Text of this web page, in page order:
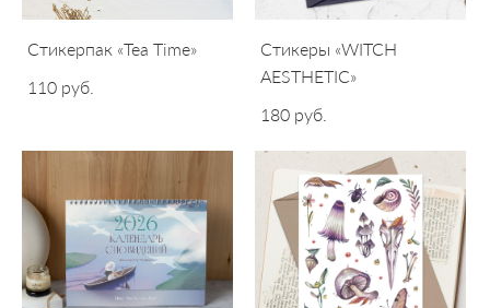
Стикерпак «Tea Time»
110 pуб.
Стикеры «WITCH
AESTHETIC»
180 pуб.